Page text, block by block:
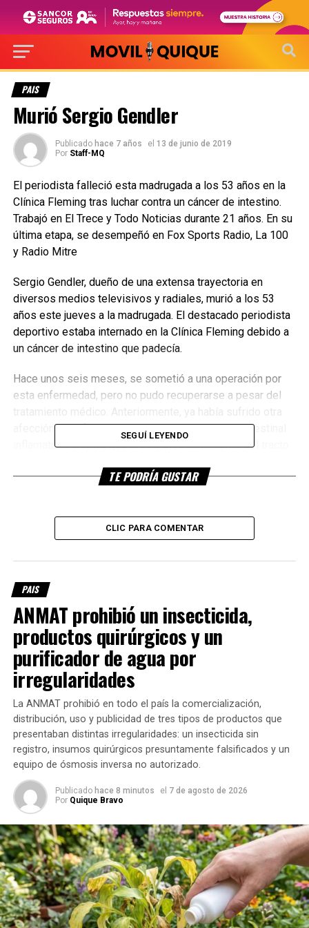
PAIS
Murió Sergio Gendler
Publicado hace 7 años el 13 de junio de 2019
Por Staff-MQ
El periodista falleció esta madrugada a los 53 años en la
Clínica Fleming tras luchar contra un cáncer de intestino.
Trabajó en El Trece y Todo Noticias durante 21 años. En su
última etapa, se desempeñó en Fox Sports Radio, La 100
y Radio Mitre
Sergio Gendler, dueño de una extensa trayectoria en
diversos medios televisivos y radiales, murió a los 53
años este jueves a la madrugada. El destacado periodista
deportivo estaba internado en la Clínica Fleming debido a
un cáncer de intestino que padecía.
Hace unos seis meses, se sometió a una operación por
esta enfermedad, pero no pudo recuperarse a pesar del
afección: la enfermedad de Crohn, una dolencia intestinal
inflamatoria crónica que afecta el recubrimiento del tracto
en la tecla»
con el
mismo lo
definió. Sin
especialistas de la Fundación Más Vida de Crohn & Colitis
Ulcerosa con los que fue llevando su tratamiento y la
información que fue recabando a lo largo de todos estos
años, entendió que debía reacomodar su rutina a la
enfermedad y seguir adelante con su vida diaria.
«Sé que si tengo que irme de viaje, tengo que preparar mi
equipaje y mi medicación, es parte de mi vida», explicó,
naturalizando la situación. Luego, se convirtió en la primera
de esta fundación.
Sergio Gendler repasó su extensa carrera televisiva en El
Trece y Todo Noticias
SEGUÍ LEYENDO
TE PODRÍA GUSTAR
CLIC PARA COMENTAR
PAIS
ANMAT prohibió un insecticida,
productos quirúrgicos y un
purificador de agua por
irregularidades
La ANMAT prohibió en todo el país la comercialización,
distribución, uso y publicidad de tres tipos de productos que
presentaban distintas irregularidades: un insecticida sin
registro, insumos quirúrgicos presuntamente falsificados y un
equipo de ósmosis inversa no autorizado.
Publicado hace 8 minutos el 7 de agosto de 2026
Por Quique Bravo